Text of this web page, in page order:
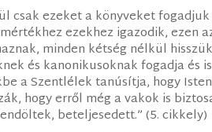
csak ezeket a könyveket
ezekhez igazodik, ezen
minden kétség nélkül
és kanonikusoknak fogadja
a Szentlélek tanúsítja, hogy
hogy erről még a vakok is
beteljesedett.” (5. cikkely)